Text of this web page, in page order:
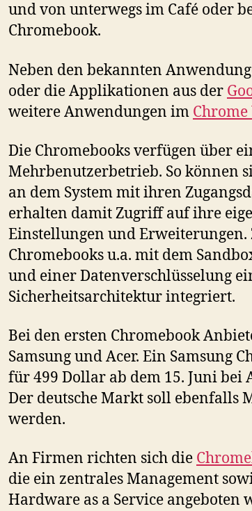
und von unterwegs im Café oder
Chromebook.
Neben den bekannten
oder die Applikationen aus der
weitere Anwendungen im Chrome
Die Chromebooks verfügen über
Mehrbenutzerbetrieb. So können
an dem System mit ihren
erhalten damit Zugriff auf ihre
Einstellungen und
Chromebooks u.a. mit dem
und einer Datenverschlüsselung
Sicherheitsarchitektur integriert.
Bei den ersten Chromebook
Samsung und Acer. Ein Samsung
für 499 Dollar ab dem 15. Juni bei
Der deutsche Markt soll ebenfalls
werden.
An Firmen richten sich die
die ein zentrales Management
Hardware as a Service angeboten